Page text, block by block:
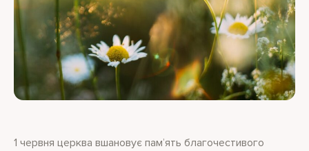
1 червня церква вшановує пам’ять благочестивого